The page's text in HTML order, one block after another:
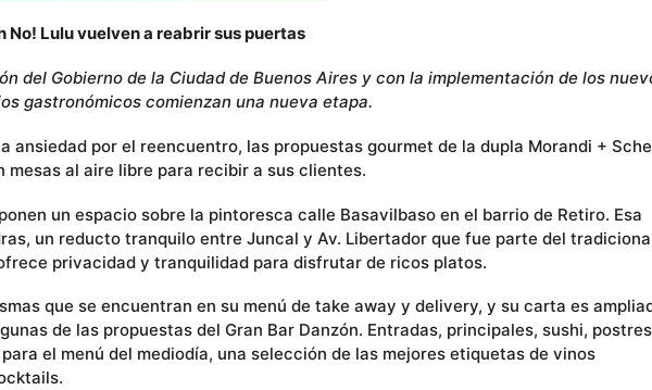
No! Luluvuelven a reabrir sus puertas
del Gobierno de la Ciudad de Buenos Aires y con la implementación de los
gastronómicos comienzan una nueva etapa.
ansiedad por el reencuentro, las propuestas gourmet de la dupla Morandi +
mesas al aire libre para recibir a sus clientes.
un espacio sobre la pintoresca calle Basavilbaso en el barrio de Retiro. Esa
un reducto tranquilo entre Juncal y Av. Libertador que fue parte del
privacidad y tranquilidad para disfrutar de ricos platos.
que se encuentran en su menú de take away y delivery, y su carta es
de las propuestas del Gran Bar Danzón. Entradas, principales, sushi,
el menú del mediodía, una selección de las mejores etiquetas de vinos